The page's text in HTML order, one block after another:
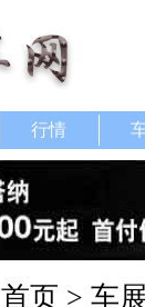
行情
首页 > 车展